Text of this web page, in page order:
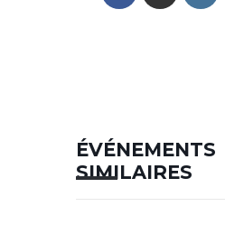
ÉVÉNEMENTS
SIMILAIRES